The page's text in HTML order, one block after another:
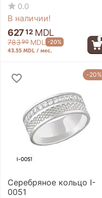
0.0
В наличии!
62712 MDL
78390 MDL -20%
43.55 MDL / мес.
-20%
Серебряное кольцо I-
0051